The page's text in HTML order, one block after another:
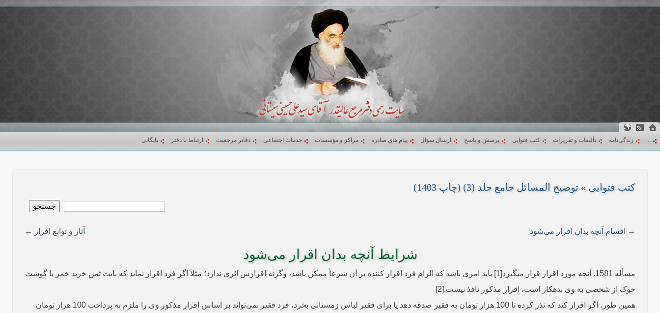
... زندگی‌نامه تألیفات و تقریرات کتب فتوایی پرسش و پاسخ ارسال سؤال پیام های صادره مراکز و مؤسسات خدمات اجتماعی دفاتر مرجعیت ارتباط با دفتر بایگانی
کتب فتوایی » توضیح المسائل جامع جلد (3) (چاپ 1403)
جستجو
آثار و توابع اقرار ← → اقسام آنچه بدان اقرار می­‌شود
شرایط آنچه بدان اقرار می‌شود
مسأله 1581. آنچه مورد اقرار قرار می­گیرد[1] باید امری باشد که الزام فرد اقرار کننده بر آن شرعاً ممکن باشد، وگرنه اقرارش اثری ندارد؛ مثلاً اگر فرد اقرار نماید که بابت ثمن خرید خمر یا گوشت
خوک از شخصی به وی بدهکار است، اقرار مذکور نافذ نیست.[2]
همین طور، اگر اقرار کند که نذر کرده تا 100­ هزار تومان به فقیر صدقه دهد یا برای فقیر لباس زمستانی بخرد، فرد فقیر نمی‌تواند بر اساس اقرار مذکور وی را ملزم به پرداخت 100­ هزار تومان